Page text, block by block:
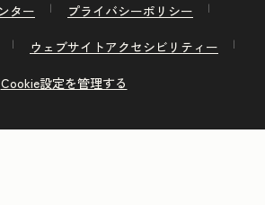
ター
プライバシーポリシー
ウェブサイトアクセシビリティー
Cookie設定を管理する